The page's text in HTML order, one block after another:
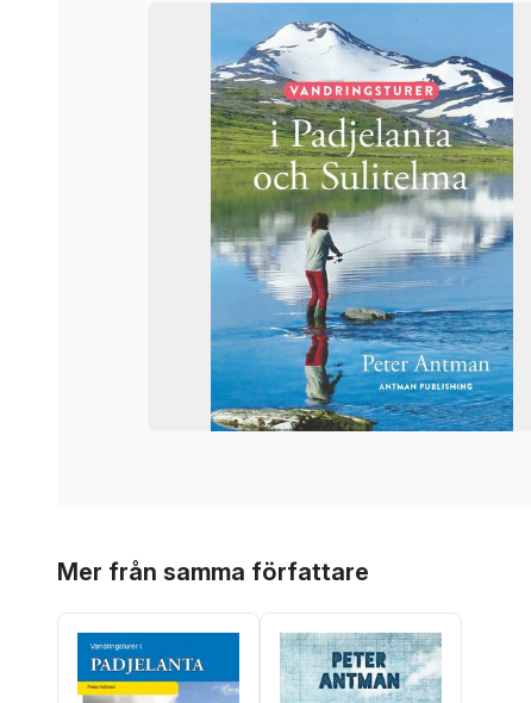
Mer från samma författare